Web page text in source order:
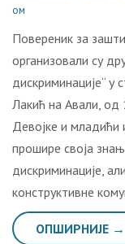
ом
Повереник за
организовали су
дискриминације“
Лакић на Авали, од
Девојке и младићи
прошире своја
дискриминације,
конструктивне
ОПШИРНИЈЕ →